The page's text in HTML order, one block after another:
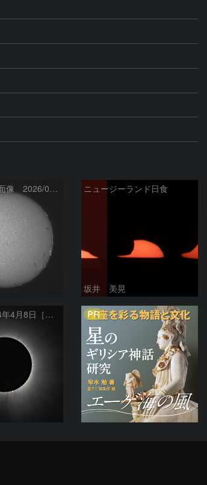
太陽 Hα線全面像 2026/03/14 ニュージーランド日食
坂井 美晃
皆既日食2024年4月8日［内部コロナとプロミネンス］ PR